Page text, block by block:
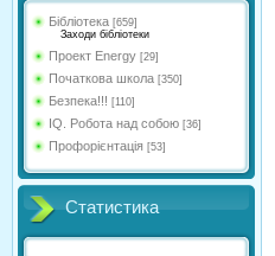
Бібліотека [659]
Заходи бібліотеки
Проект Energy [29]
Початкова школа [350]
Безпека!!! [110]
IQ. Робота над собою [36]
Профорієнтація [53]
Статистика